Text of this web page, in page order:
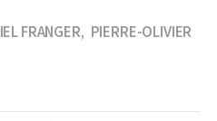
FRANGER, PIERRE-OLIVIER